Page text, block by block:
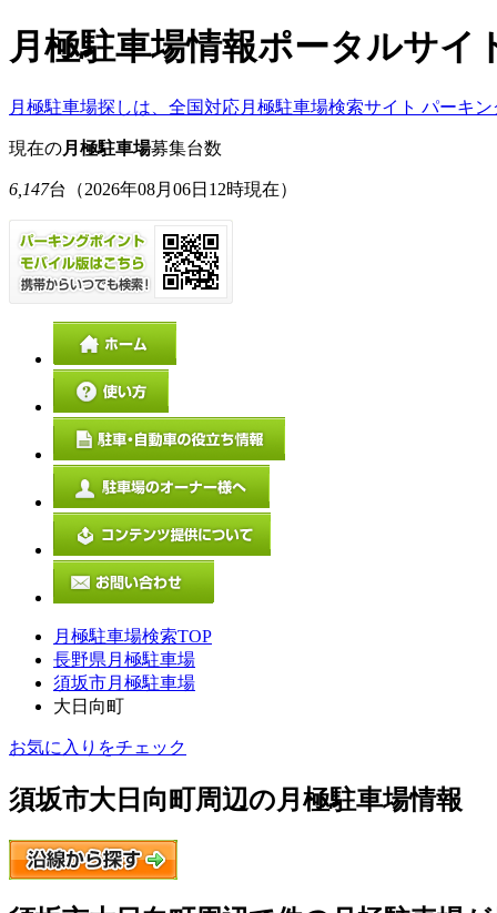
月極駐車場情報ポータルサイ
月極駐車場探しは、全国対応月極駐車場検索サイト パーキン
現在の月極駐車場募集台数
6,147台 （2026年08月06日12時現在）
月極駐車場検索TOP
長野県月極駐車場
須坂市月極駐車場
大日向町
お気に入りをチェック
須坂市大日向町周辺の月極駐車場情報